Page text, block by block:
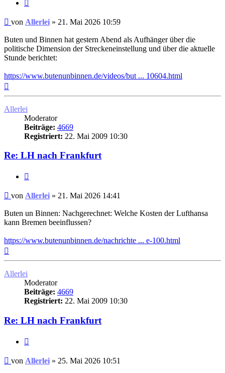
Ungelesener
von Allerlei » 21. Mai 2026 10:59
Buten und Binnen hat gestern Abend als Aufhänger über die
politische Dimension der Streckeneinstellung und über die aktuelle
Stunde berichtet:
https://www.butenunbinnen.de/videos/but ... 10604.html
Allerlei
Moderator
Beiträge: 4669
Registriert: 22. Mai 2009 10:30
Re: LH nach Frankfurt
Ungelesener
von Allerlei » 21. Mai 2026 14:41
Buten un Binnen: Nachgerechnet: Welche Kosten der Lufthansa
kann Bremen beeinflussen?
https://www.butenunbinnen.de/nachrichte ... e-100.html
Allerlei
Moderator
Beiträge: 4669
Registriert: 22. Mai 2009 10:30
Re: LH nach Frankfurt
Ungelesener
von Allerlei » 25. Mai 2026 10:51